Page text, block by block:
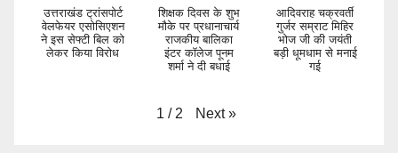
उत्तराखंड ट्रांसपोर्ट
वेलफेयर एसोसिएशन
ने इस सेफ्टी बिल को
लेकर किया विरोध
शिक्षक दिवस के शुभ
मौके पर प्रधानाचार्य
राजकीय बालिका
इंटर कॉलेज पूनम
शर्मा ने दी बधाई
आदिवराह चक्रवर्ती
गुर्जर सम्राट मिहिर
भोज जी की जयंती
बड़ी धूमधाम से मनाई
गई
1 / 2 Next »